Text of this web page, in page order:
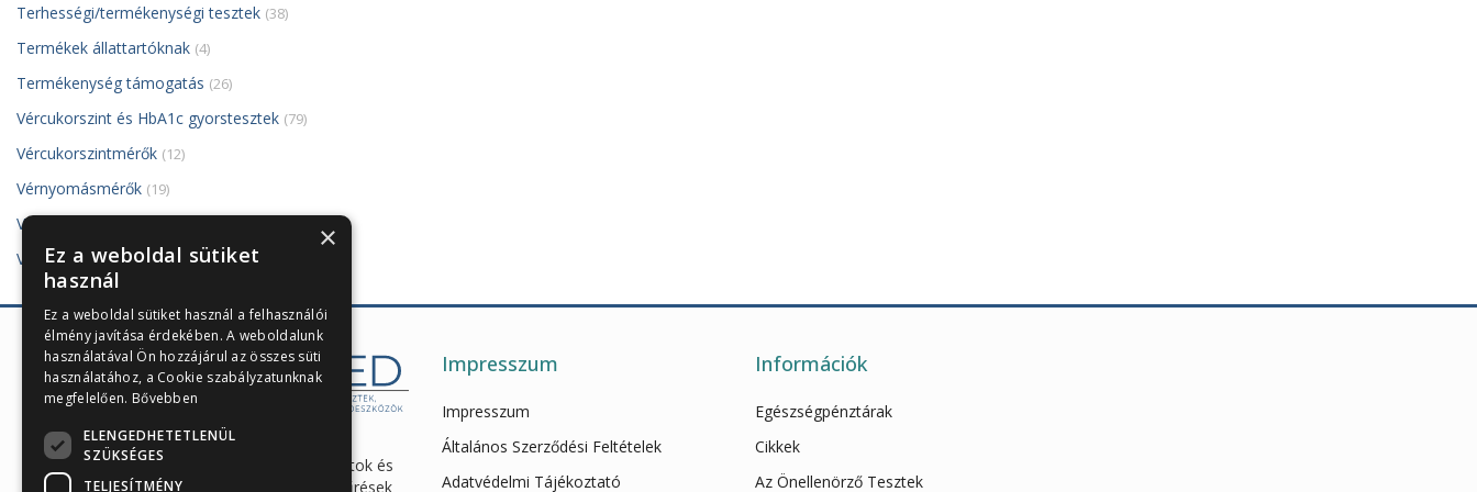
Terhességi/termékenységi tesztek (38)
Termékek állattartóknak (4)
Termékenység támogatás (26)
Vércukorszint és HbA1c gyorstesztek (79)
Vércukorszintmérők (12)
Vérnyomásmérők (19)
VivaDiag PoCT készülék és tesztjei
Vizelettesztek (121)
Enzimes béldaganatszűrés,
hasnyálmirigy funkciós vizsgálatok és
egészségügyi gyorstesztek, szűrések
Impresszum
Impresszum
Általános Szerződési Feltételek
Adatvédelmi Tájékoztató
Információk
Egészségpénztárak
Cikkek
Az Önellenörző Tesztek
×
Ez a weboldal sütiket
használ
Ez a weboldal sütiket használ a felhasználói
élmény javítása érdekében. A weboldalunk
használatával Ön hozzájárul az összes süti
használatához, a Cookie szabályzatunknak
megfelelően. Bővebben
ELENGEDHETETLENÜL
SZÜKSÉGES
TELJESÍTMÉNY